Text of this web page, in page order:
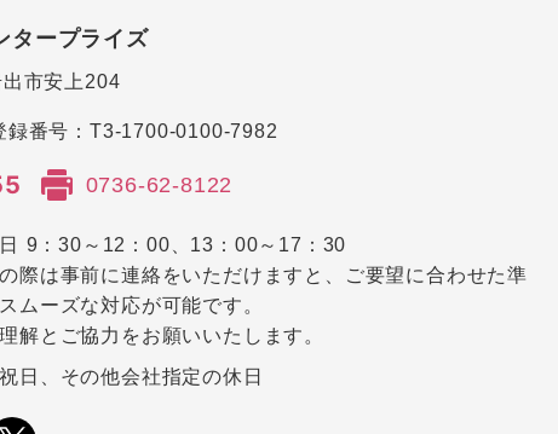
タープライズ
市安上204
録番号：T3-1700-0100-7982
0736-62-8122
9：30～12：00、13：00～17：30
際は事前に連絡をいただけますと、ご要望に合わせた準
ムーズな対応が可能です。
解とご協力をお願いいたします。
日、その他会社指定の休日